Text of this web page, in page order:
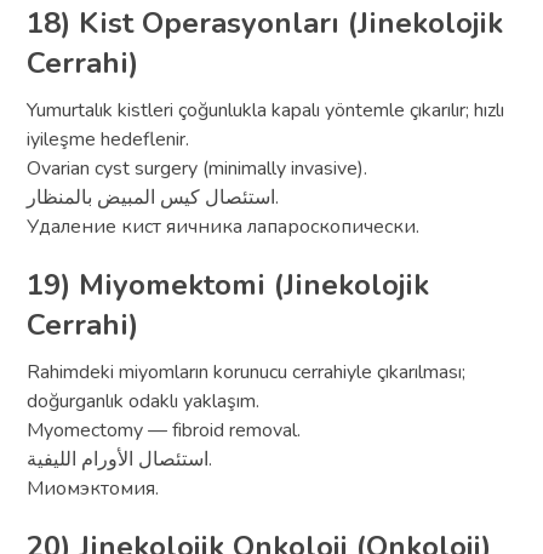
18) Kist Operasyonları (Jinekolojik
Cerrahi)
Yumurtalık kistleri çoğunlukla kapalı yöntemle çıkarılır; hızlı
iyileşme hedeflenir.
Ovarian cyst surgery (minimally invasive).
استئصال كيس المبيض بالمنظار.
Удаление кист яичника лапароскопически.
19) Miyomektomi (Jinekolojik
Cerrahi)
Rahimdeki miyomların korunucu cerrahiyle çıkarılması;
doğurganlık odaklı yaklaşım.
Myomectomy — fibroid removal.
استئصال الأورام الليفية.
Миомэктомия.